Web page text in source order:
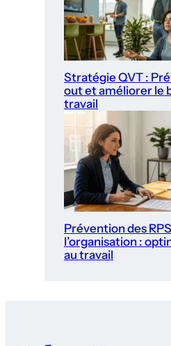
Stratégie QVT :
out et améliorer le
travail
Prévention des
l’organisation :
au travail